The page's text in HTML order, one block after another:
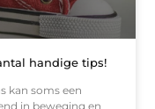
handige tips!
kan soms een
in beweging en